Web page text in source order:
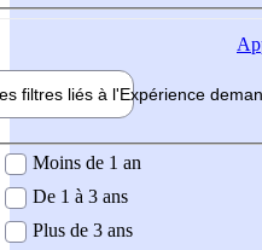
filtres liés à l'Expérience
demandée
Moins de 1 an
De 1 à 3 ans
Plus de 3 ans